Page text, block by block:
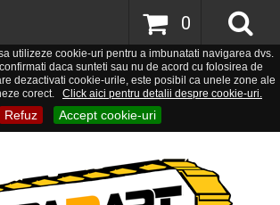
utilizeze cookie-uri pentru a imbunatati navigarea dvs.
daca sunteti sau nu de acord cu folosirea de
dezactivati cookie-urile, este posibil ca unele zone ale
corect.
Click aici pentru detalii despre cookie-uri.
Refuz Accept cookie-uri
0